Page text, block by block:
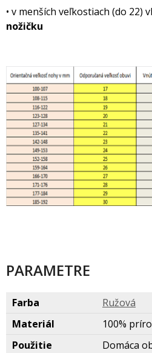
• v menších veľkostiach (do 22)
nožičku
PARAMETRE
Farba
Ružov
Materiál
100%
Použitie
Domáca